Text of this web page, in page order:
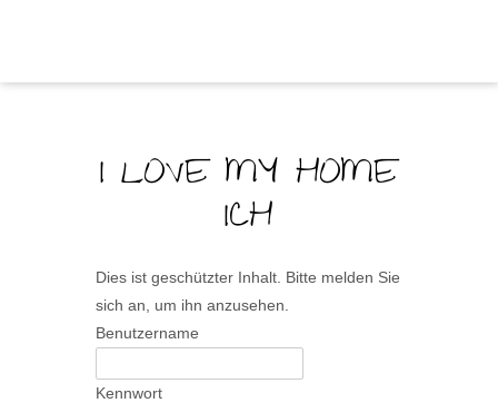
I LOVE MY HOME
ICH
Dies ist geschützter Inhalt. Bitte melden Sie
sich an, um ihn anzusehen.
Benutzername
Kennwort